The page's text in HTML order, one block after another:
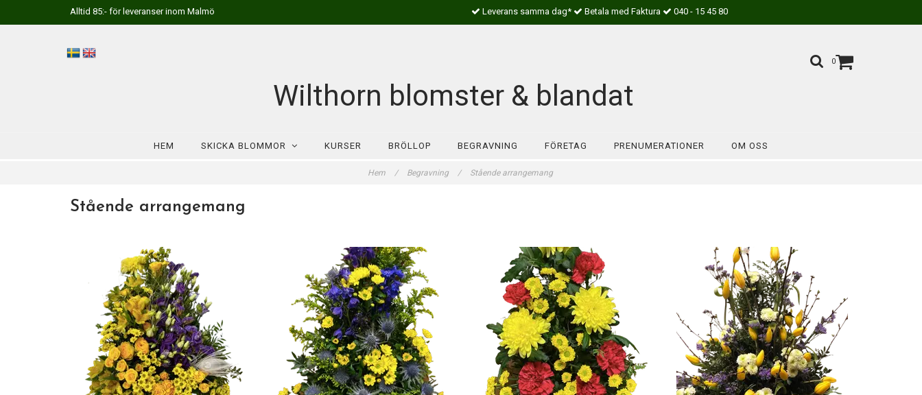
Alltid 85:- för leveranser inom Malmö Leverans samma dag* Betala med Faktura 040 - 15 45 80
0
Wilthorn blomster & blandat
HEM SKICKA BLOMMOR KURSER BRÖLLOP BEGRAVNING FÖRETAG PRENUMERATIONER OM OSS
Hem / Begravning / Stående arrangemang
Stående arrangemang